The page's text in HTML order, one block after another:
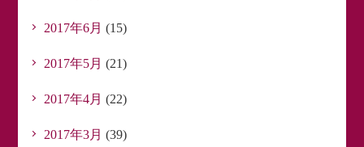
2017年6月 (15)
2017年5月 (21)
2017年4月 (22)
2017年3月 (39)